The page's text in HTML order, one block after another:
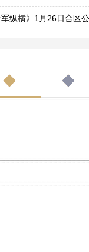
纵横》1月26日合区
纵横》1月14日
纵横》1月7日合区公告